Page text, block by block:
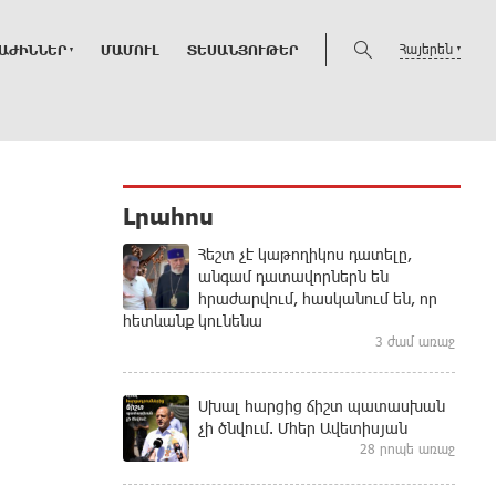
ՄԱՄՈՒԼ ՏԵՍԱՆՅՈՒԹԵՐ Հայերեն
Լրահոս
Հեշտ չէ կաթողիկոս դատելը,
անգամ դատավորներն են
հրաժարվում, հասկանում են, որ
հետևանք կունենա
3 ժամ առաջ
Սխալ հարցից ճիշտ պատասխան
չի ծնվում. Մհեր Ավետիսյան
28 րոպե առաջ